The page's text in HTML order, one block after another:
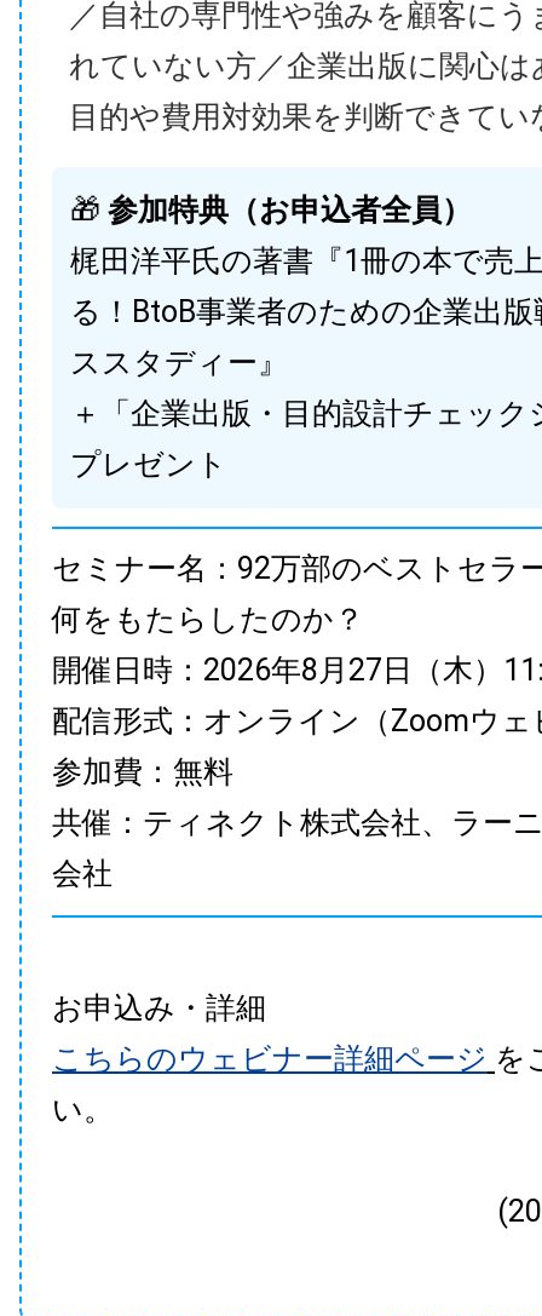
／自社の専門性や強みを顧客に
れていない方／企業出版に関心
目的や費用対効果を判断できてい
🎁 参加特典（お申込者全員）
梶田洋平氏の著書『1冊の本で売
る！BtoB事業者のための企業出
ススタディー』
＋「企業出版・目的設計チェック
プレゼント
セミナー名：92万部のベストセラ
何をもたらしたのか？
開催日時：2026年8月27日（木）
配信形式：オンライン（Zoomウェ
参加費：無料
共催：ティネクト株式会社、ラー
会社
お申込み・詳細
こちらのウェビナー詳細ページ を
い。